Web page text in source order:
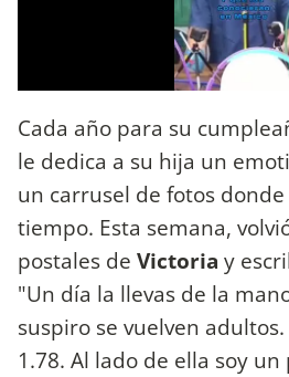
Cada año para su
le dedica a su hija un
un carrusel de fotos
tiempo. Esta semana,
postales de Victoria y
"Un día la llevas de la
suspiro se vuelven
1.78. Al lado de ella soy